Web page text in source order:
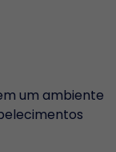
um ambiente